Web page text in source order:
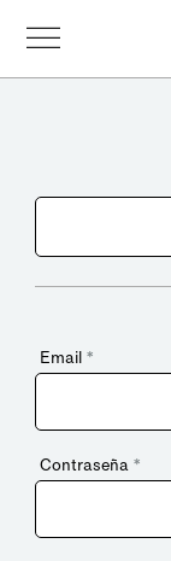
Email *
Contraseña *